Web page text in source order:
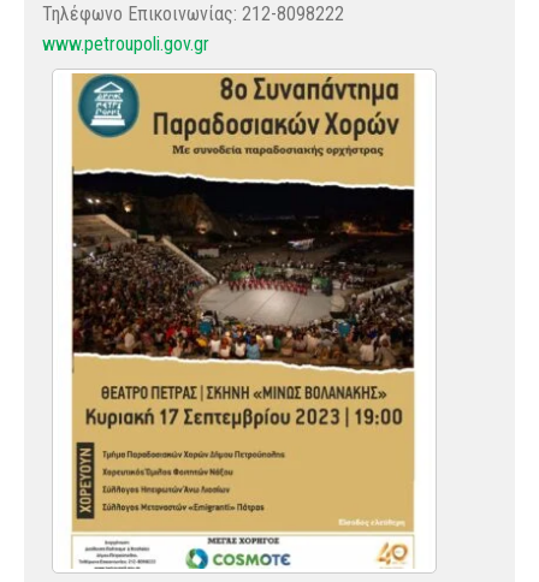
Τηλέφωνο Επικοινωνίας: 212-8098222
www.petroupoli.gov.gr